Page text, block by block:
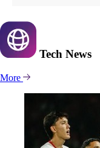
Tech News
More